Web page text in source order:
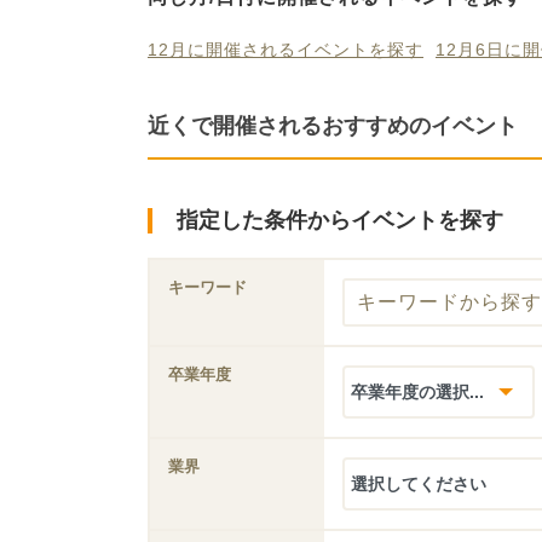
12月に開催されるイベントを探す 12月6日に
近くで開催されるおすすめのイベント
指定した条件からイベントを探す
キーワード
卒業年度
業界